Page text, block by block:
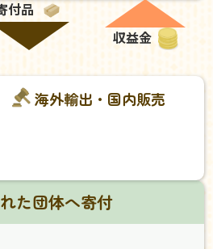
付品
収益金
海外輸出・国内販売
た団体へ寄付